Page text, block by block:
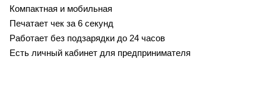
Компактная и мобильная
Печатает чек за 6 секунд
Работает без подзарядки до 24 часов
Есть личный кабинет для предпринимателя